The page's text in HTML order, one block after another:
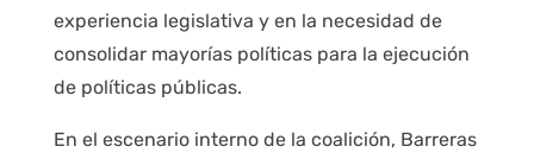
experiencia legislativa y en la necesidad de
consolidar mayorías políticas para la ejecución
de políticas públicas.
En el escenario interno de la coalición, Barreras